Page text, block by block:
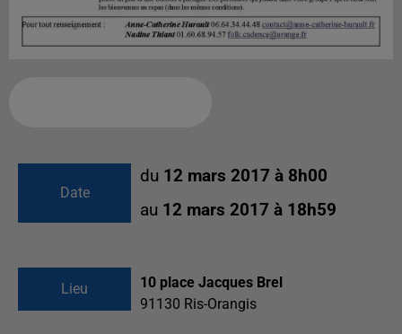
Date
du 12 mars 2017 à 8h00
au 12 mars 2017 à 18h59
Lieu
10 place Jacques Brel
91130 Ris-Orangis